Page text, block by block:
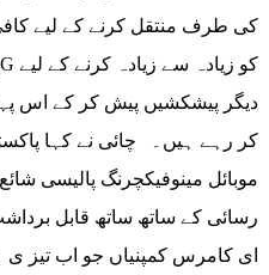
کی طرف منتقل کرنے کے لیے کافی
دیگر پیشکشیں پیش کر کے اس
کر رہے ہیں۔ چائی نے کہا
موبائل مینوفیکچرنگ پالیسی
رسائی کے ساتھ ساتھ قابل
ای کامرس کمپنیاں جو اب تیز